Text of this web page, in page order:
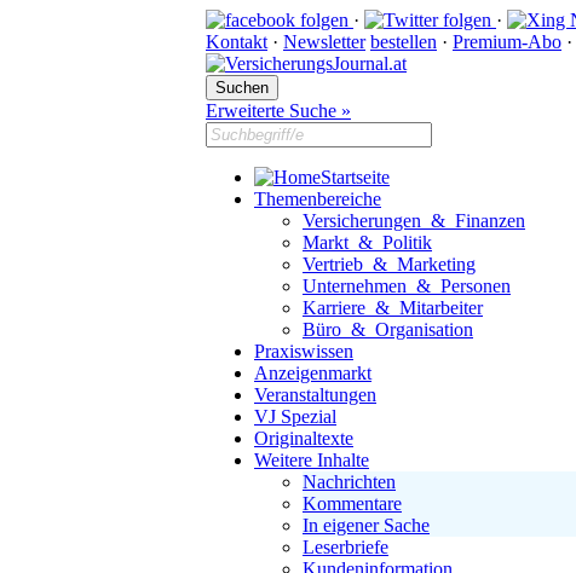
· ·
Kontakt · Newsletter bestellen · Premium-Abo ·
Erweiterte Suche »
Startseite
Themenbereiche
Versicherungen & Finanzen
Markt & Politik
Vertrieb & Marketing
Unternehmen & Personen
Karriere & Mitarbeiter
Büro & Organisation
Praxiswissen
Anzeigenmarkt
Veranstaltungen
VJ Spezial
Originaltexte
Weitere Inhalte
Nachrichten
Kommentare
In eigener Sache
Leserbriefe
Kundeninformation